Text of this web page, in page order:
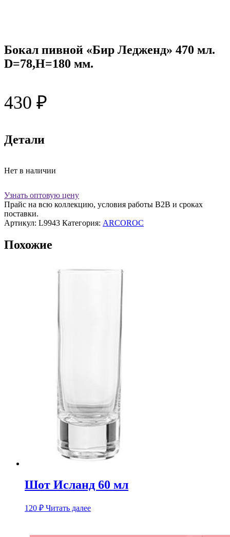
Бокал пивной «Бир Ледженд» 470 мл.
D=78,H=180 мм.
430 ₽
Детали
Нет в наличии
Узнать оптовую цену
Прайс на всю коллекцию, условия работы В2В и сроках
поставки.
Артикул: L9943 Категория: ARCOROC
Похожие
Шот Исланд 60 мл
120 ₽ Читать далее